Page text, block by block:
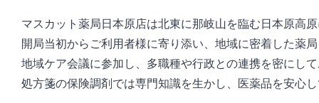
マスカット薬局日本原店は北東に那岐山を臨む日本原高
開局当初からご利用者様に寄り添い、地域に密着した薬
地域ケア会議に参加し、多職種や行政との連携を密にし
処方箋の保険調剤では専門知識を生かし、医薬品を安心